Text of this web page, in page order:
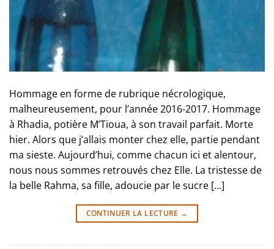
Hommage en forme de rubrique nécrologique,
malheureusement, pour l’année 2016-2017. Hommage
à Rhadia, potière M’Tioua, à son travail parfait. Morte
hier. Alors que j’allais monter chez elle, partie pendant
ma sieste. Aujourd’hui, comme chacun ici et alentour,
nous nous sommes retrouvés chez Elle. La tristesse de
la belle Rahma, sa fille, adoucie par le sucre […]
CONTINUER LA LECTURE →